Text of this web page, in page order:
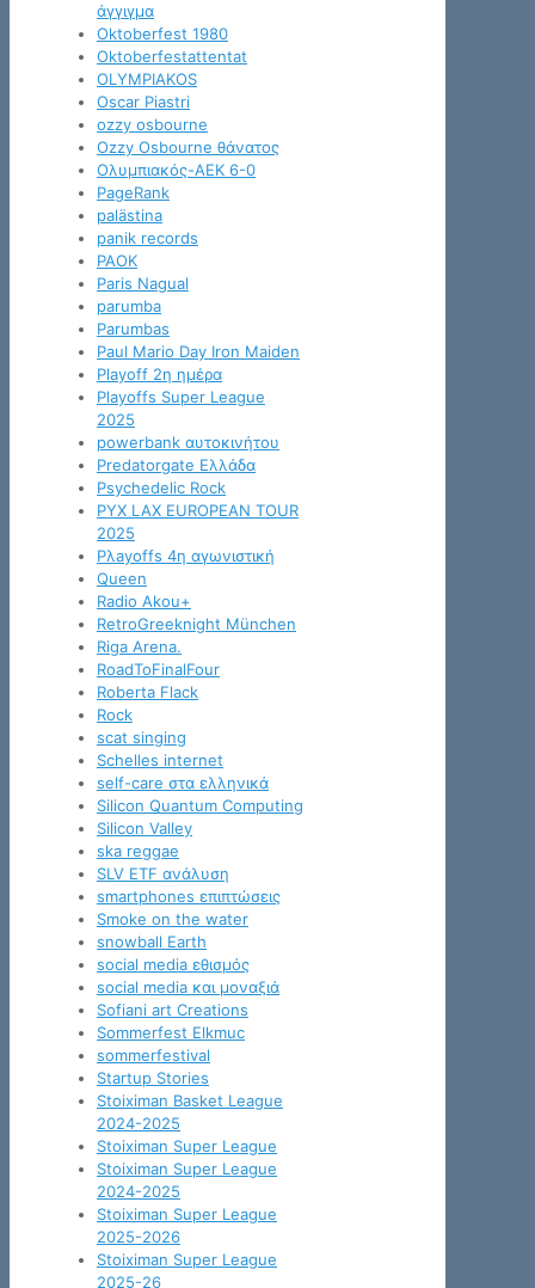
άγγιγμα
Oktoberfest 1980
Oktoberfestattentat
OLYMPIAKOS
Oscar Piastri
ozzy osbourne
Ozzy Osbourne θάνατος
Oλυμπιακός-ΑΕΚ 6-0
PageRank
palästina
panik records
PAOK
Paris Nagual
parumba
Parumbas
Paul Mario Day Iron Maiden
Playoff 2η ημέρα
Playoffs Super League
2025
powerbank αυτοκινήτου
Predatorgate Ελλάδα
Psychedelic Rock
PYX LAX EUROPEAN TOUR
2025
Pλayoffs 4η αγωνιστική
Queen
Radio Akou+
RetroGreeknight München
Riga Arena.
RoadToFinalFour
Roberta Flack
Rock
scat singing
Schelles internet
self-care στα ελληνικά
Silicon Quantum Computing
Silicon Valley
ska reggae
SLV ETF ανάλυση
smartphones επιπτώσεις
Smoke on the water
snowball Earth
social media εθισμός
social media και μοναξιά
Sofiani art Creations
Sommerfest Elkmuc
sommerfestival
Startup Stories
Stoiximan Basket League
2024-2025
Stoiximan Super League
Stoiximan Super League
2024-2025
Stoiximan Super League
2025-2026
Stoiximan Super League
2025-26